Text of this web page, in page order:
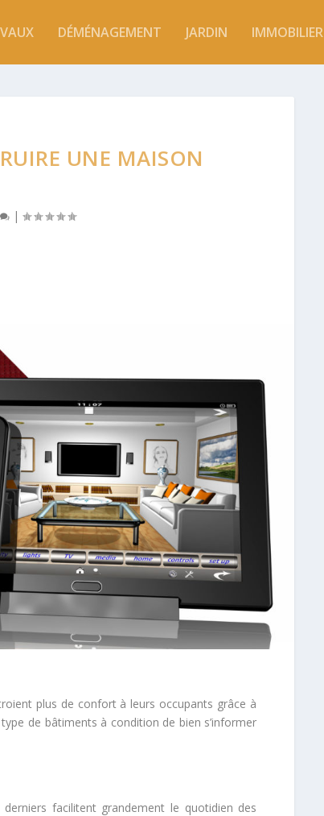
DÉMÉNAGEMENT JARDIN IMMOBILIER
UNE MAISON
|
plus de confort à leurs occupants grâce à
de bâtiments à condition de bien s’informer
facilitent grandement le quotidien des